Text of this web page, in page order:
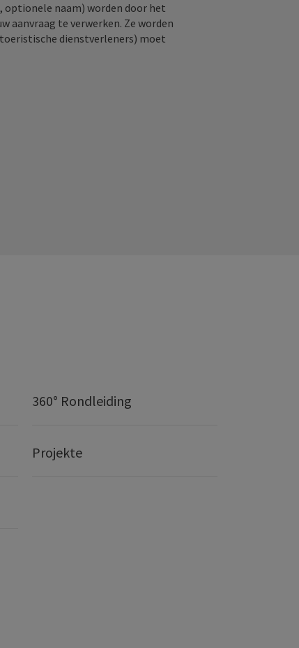
optionele naam) worden door het
te verwerken. Ze worden
dienstverleners) moet
360° Rondleiding
Projekte